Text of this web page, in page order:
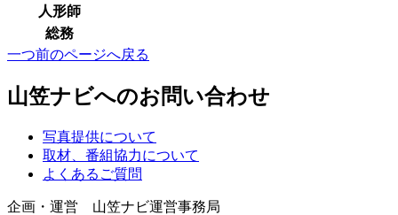
人形師
総務
一つ前のページへ戻る
山笠ナビへのお問い合わせ
写真提供について
取材、番組協力について
よくあるご質問
企画・運営 山笠ナビ運営事務局